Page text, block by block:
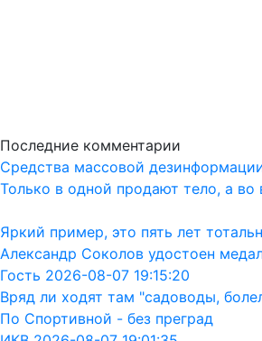
Последние комментарии
Средства массовой
Только в одной продают тело, а во
Яркий пример, это пять лет
Александр Соколов удостоен
Гость 2026-08-07 19:15:20
Вряд ли ходят там "садоводы,
По Спортивной - без преград